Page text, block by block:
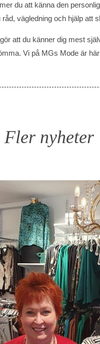
du att känna den
vägledning och hjälp att
att du känner dig mest
Vi på MGs Mode är
Fler nyheter